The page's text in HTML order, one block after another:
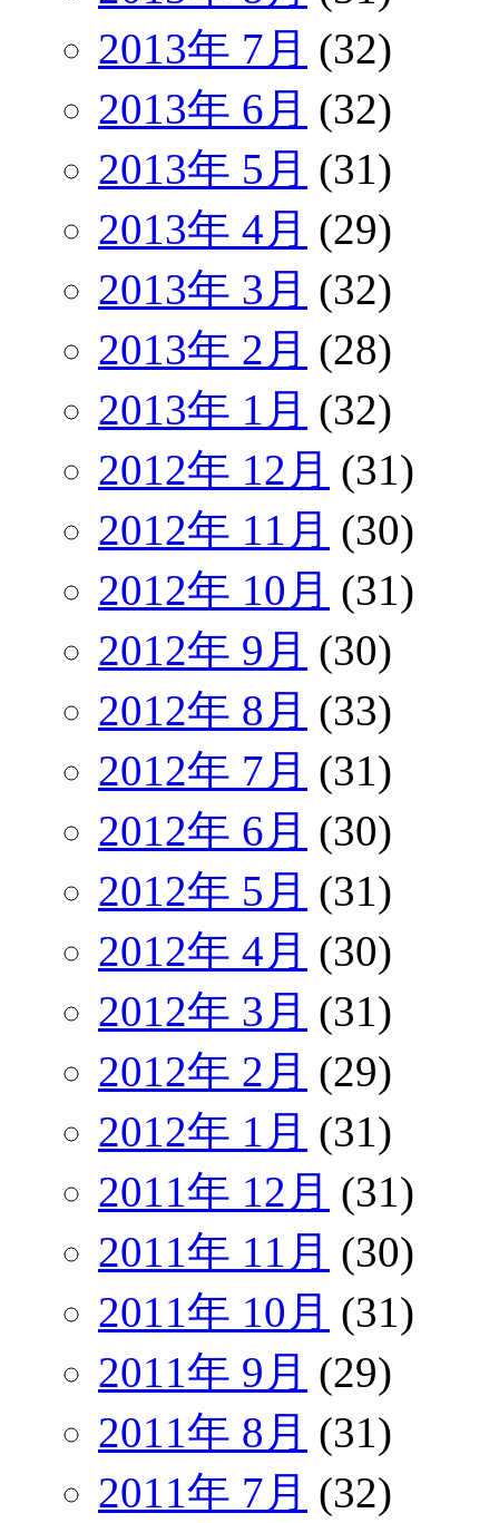
2013年 7月 (32)
2013年 6月 (32)
2013年 5月 (31)
2013年 4月 (29)
2013年 3月 (32)
2013年 2月 (28)
2013年 1月 (32)
2012年 12月 (31)
2012年 11月 (30)
2012年 10月 (31)
2012年 9月 (30)
2012年 8月 (33)
2012年 7月 (31)
2012年 6月 (30)
2012年 5月 (31)
2012年 4月 (30)
2012年 3月 (31)
2012年 2月 (29)
2012年 1月 (31)
2011年 12月 (31)
2011年 11月 (30)
2011年 10月 (31)
2011年 9月 (29)
2011年 8月 (31)
2011年 7月 (32)